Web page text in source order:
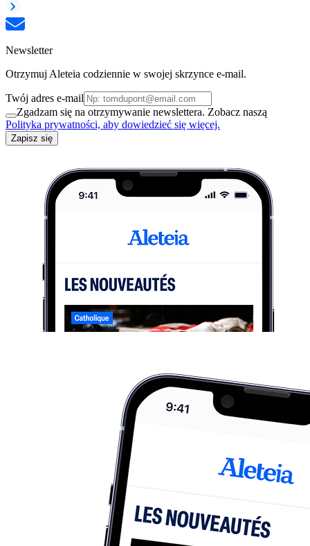
Newsletter
Otrzymuj Aleteia codziennie w swojej skrzynce e-mail.
Twój adres e-mail
Zgadzam się na otrzymywanie newslettera. Zobacz naszą
Polityka prywatności, aby dowiedzieć się więcej.
Zapisz się